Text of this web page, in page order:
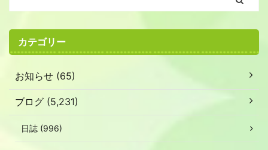
カテゴリー
お知らせ (65)
ブログ (5,231)
日誌 (996)